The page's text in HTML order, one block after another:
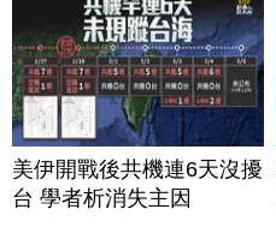
美伊開戰後共機連6天沒擾
台 學者析消失主因